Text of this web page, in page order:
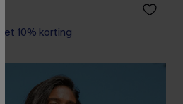
10% korting